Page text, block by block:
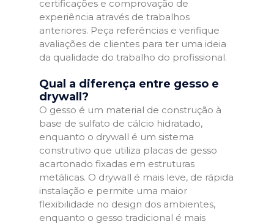
certificações e comprovação de
experiência através de trabalhos
anteriores. Peça referências e verifique
avaliações de clientes para ter uma ideia
da qualidade do trabalho do profissional.
Qual a diferença entre gesso e
drywall?
O gesso é um material de construção à
base de sulfato de cálcio hidratado,
enquanto o drywall é um sistema
construtivo que utiliza placas de gesso
acartonado fixadas em estruturas
metálicas. O drywall é mais leve, de rápida
instalação e permite uma maior
flexibilidade no design dos ambientes,
enquanto o gesso tradicional é mais